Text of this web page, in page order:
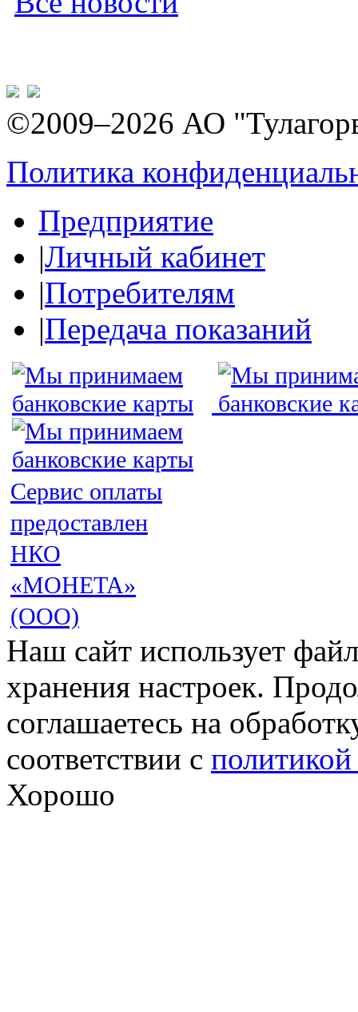
©2009–2026 АО
Политика
Предприятие
|Личный кабинет
|Потребителям
|Передача показаний
Сервис оплаты
предоставлен
НКО
«МОНЕТА»
(ООО)
Наш сайт использует
хранения настроек.
соглашаетесь на
соответствии с
Хорошо